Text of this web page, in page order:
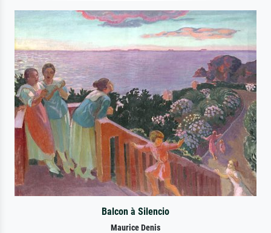
Balcon à Silencio
Maurice Denis